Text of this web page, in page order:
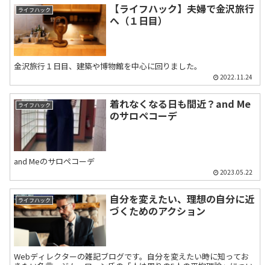
ライフハック
【ライフハック】夫婦で金沢旅行
へ（１日目）
金沢旅行１日目、建築や博物館を中心に回りました。
2022.11.24
ライフハック
着れなくなる日も間近？and Me
のサロペコーデ
and Meのサロペコーデ
2023.05.22
ライフハック
自分を変えたい、理想の自分に近
づくためのアクション
Webディレクターの雑記ブログです。自分を変えたい時に知ってお